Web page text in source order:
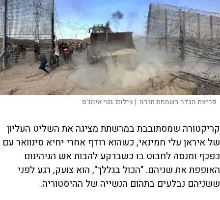
פריצת הגדר בשמחת תורה. | צילום:גטי אימג'ס
קריקטורה שמסתובבת במרשתת מציגה את השליט העליון
של איראן עלי חמינאי, כשהוא רודף אחרי יחיא סינוואר עם
כפכף ומנסה לחבוט בו כשברקע להבות אש הגיהינום
האופפת את שניהם. "הכול בגללך", הוא צועק, רגע לפני
ששניהם נבלעים בתהום הנשייה של ההיסטוריה.